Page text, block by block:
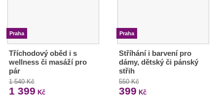
Praha
Tříchodový oběd i s
wellness či masáží pro
pár
1 540 Kč
1 399 Kč
Praha
Stříhání i barvení pro
dámy, dětský či pánský
střih
550 Kč
399 Kč